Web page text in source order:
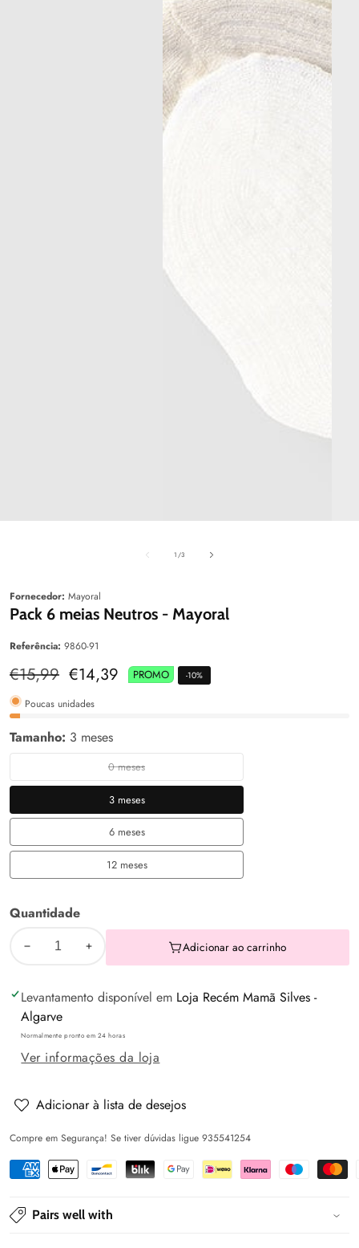
1 /de3
Fornecedor: Mayoral
Pack 6 meias Neutros - Mayoral
Referência: 9860-91
Preço
normal
€15,99 Preço
venda
€14,39 PROMO -10%
Poucas unidades
Tamanho: 3 meses
0 meses
0
meses
3 meses
3
meses
6 meses
meses
12 meses
12
Quantidade
Diminuir
quantidade
de
Pack
6
Neutros
Mayoral
quantidade
Pack
6
Neutros
Mayoral
Adicionar ao carrinho
Levantamento disponível em Loja Recém Mamã Silves -
Algarve
Normalmente pronto em 24 horas
Ver informações da loja
Adicionar à lista de desejos
Compre em Segurança! Se tiver dúvidas ligue 935541254
Pairs well with